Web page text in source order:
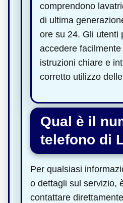
comprendono
di ultima
ore su 24. Gli utenti
accedere
istruzioni chiare e
corretto utilizzo
Qual è il
telefono di
Per qualsiasi
o dettagli sul servizio,
contattare direttamente